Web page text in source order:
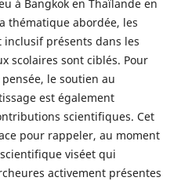
à Bangkok en Thaïlande en
thématique abordée, les
inclusif présents dans les
scolaires sont ciblés. Pour
le soutien au
est également
scientifiques. Cet
pour rappeler, au moment
viséet qui
activement présentes